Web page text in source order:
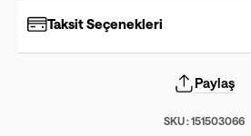
Taksit Seçenekleri
Paylaş
SKU :151503066